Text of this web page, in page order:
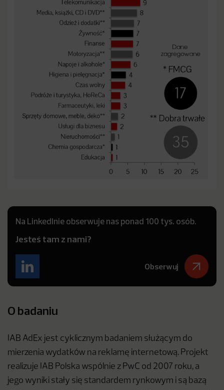
Na LinkedInie obserwuje nas ponad 100 tys. osób.
Jesteś tam z nami?
Obserwuj
O badaniu
IAB AdEx jest cyklicznym badaniem służącym do
mierzenia wydatków na reklamę internetową. Projekt
realizuje IAB Polska wspólnie z PwC od 2007 roku, a
jego wyniki stały się standardem rynkowym i są bazą